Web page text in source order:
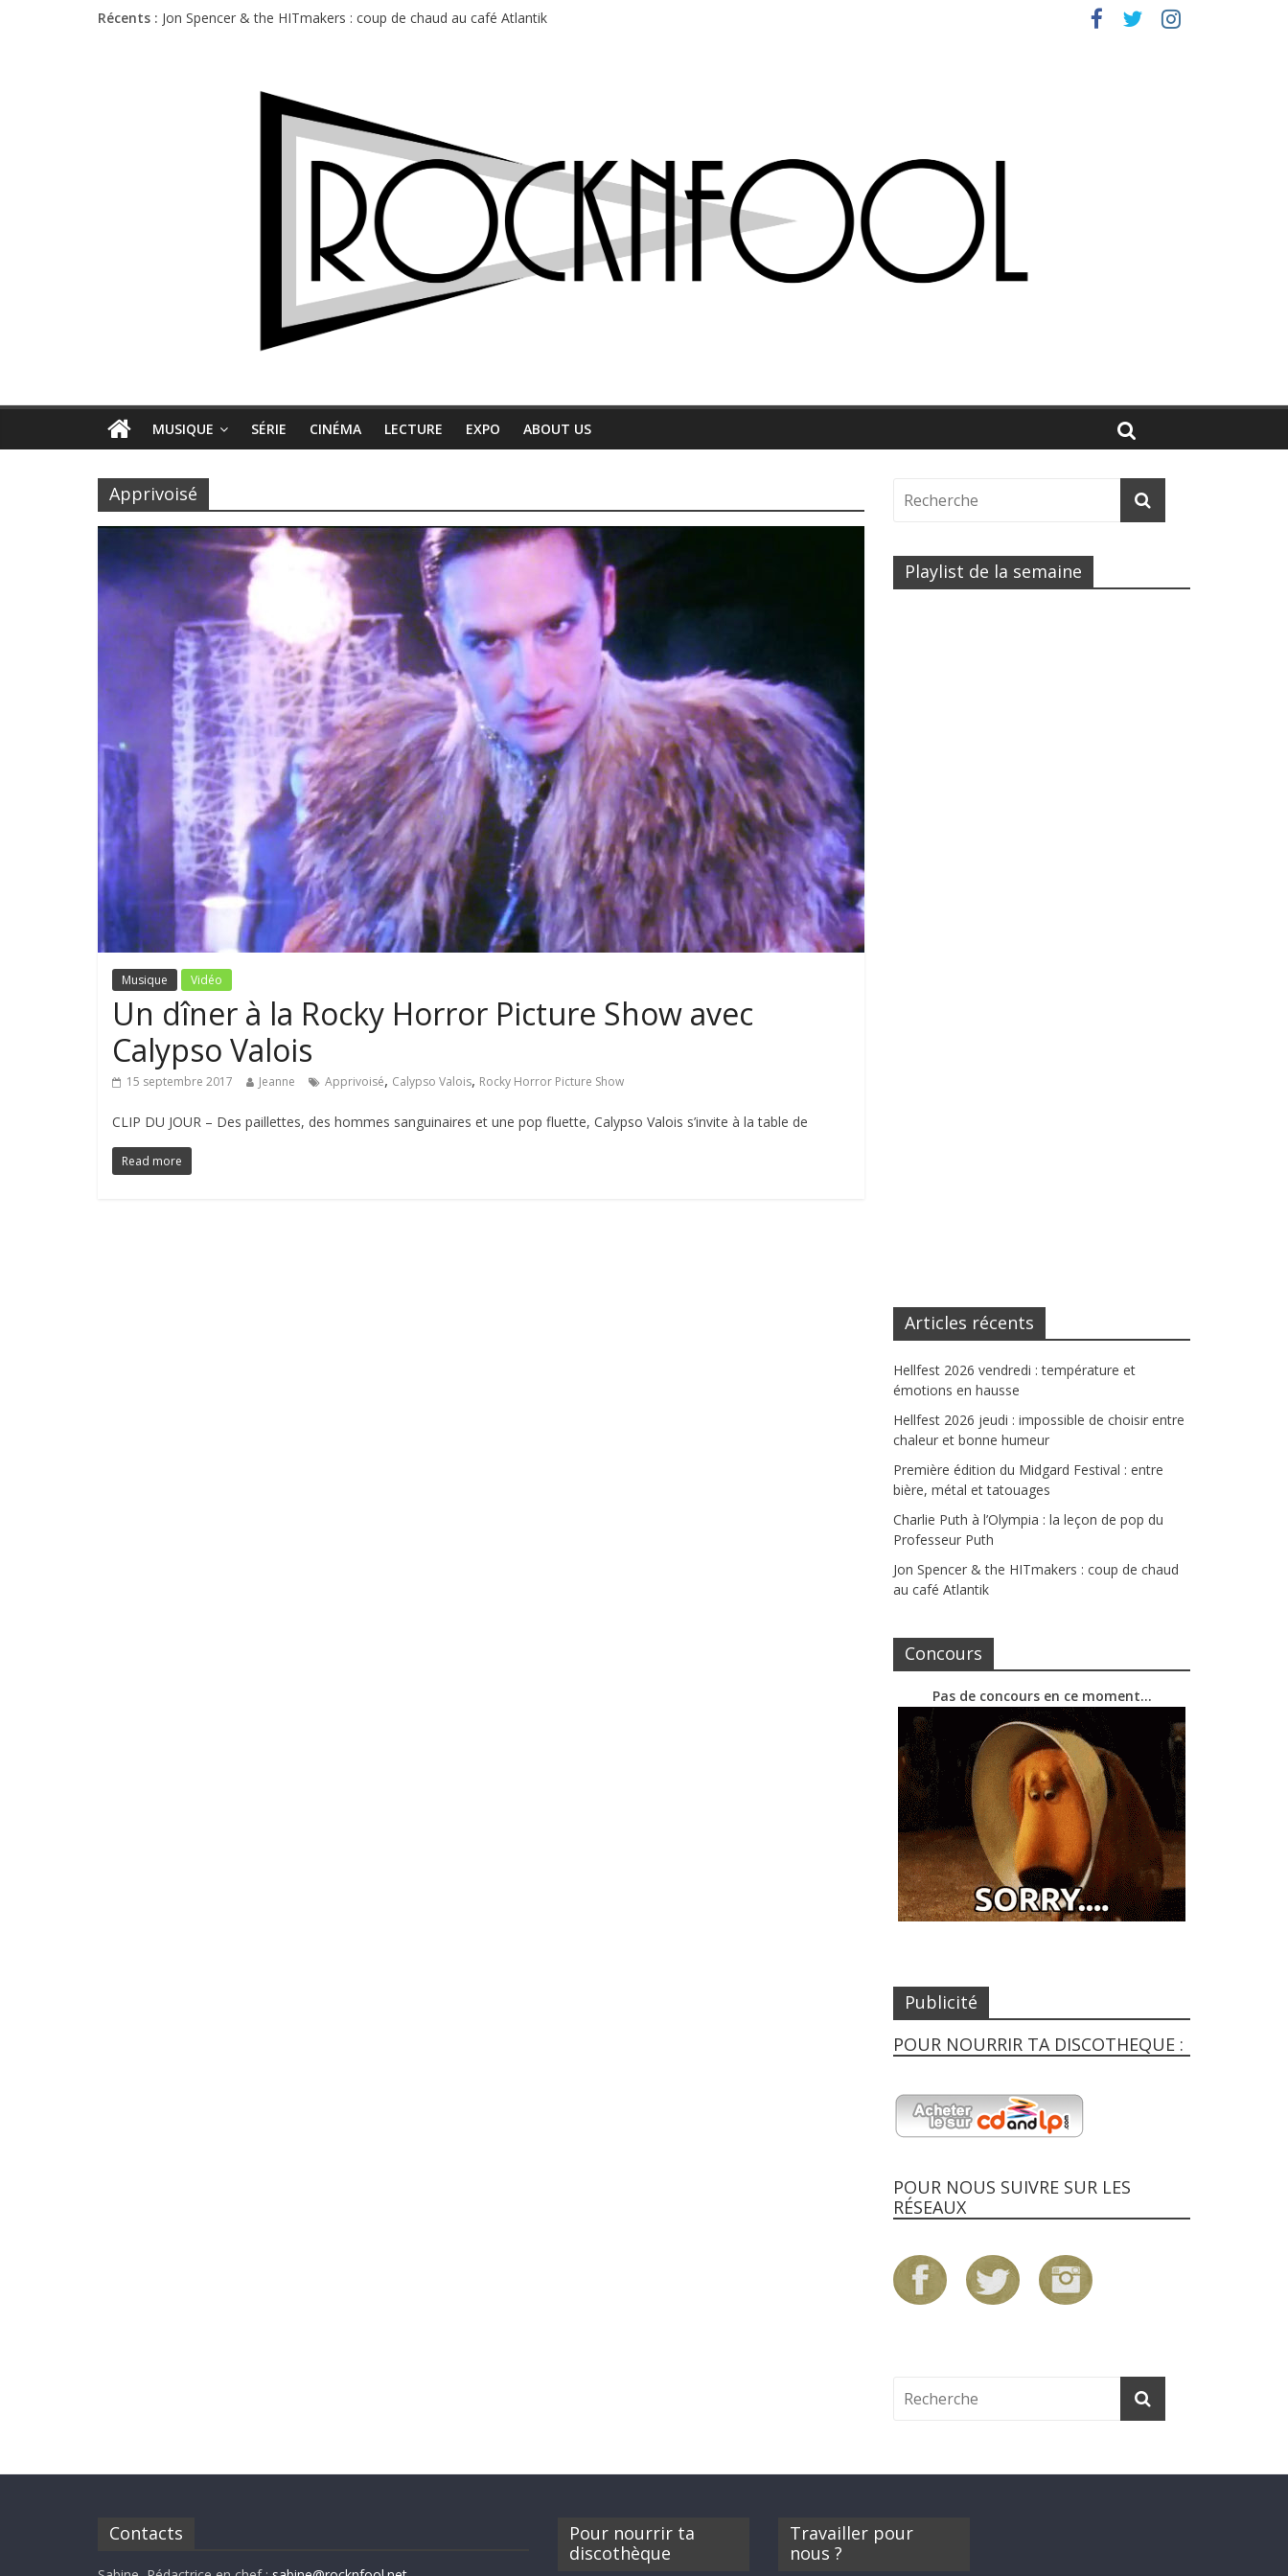
Récents : Jon Spencer & the HITmakers : coup de chaud au café Atlantik
Charlie Puth à l’Olympia : la leçon de pop du Professeur Puth
MUSIQUE SÉRIE CINÉMA LECTURE EXPO ABOUT US
Apprivoisé
Musique Vidéo
Un dîner à la Rocky Horror Picture Show avec
Calypso Valois
15 septembre 2017 Jeanne Apprivoisé, Calypso Valois, Rocky Horror Picture Show
CLIP DU JOUR – Des paillettes, des hommes sanguinaires et une pop fluette, Calypso Valois s’invite à la table de
Read more
Playlist de la semaine
Articles récents
Hellfest 2026 vendredi : température et
émotions en hausse
Hellfest 2026 jeudi : impossible de choisir entre
chaleur et bonne humeur
Première édition du Midgard Festival : entre
bière, métal et tatouages
Charlie Puth à l’Olympia : la leçon de pop du
Professeur Puth
Jon Spencer & the HITmakers : coup de chaud
au café Atlantik
Concours
Pas de concours en ce moment…
Publicité
POUR NOURRIR TA DISCOTHEQUE :
POUR NOUS SUIVRE SUR LES
RÉSEAUX
Contacts
Pour nourrir ta
discothèque
Travailler pour
nous ?